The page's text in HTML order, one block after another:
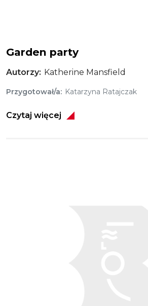
Garden party
Autorzy Katherine Mansfield
Przygotował/a Katarzyna Ratajczak
Czytaj więcej